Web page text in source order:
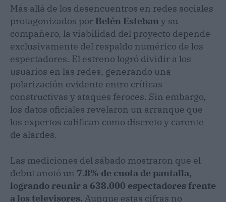
Más allá de los desencuentros en redes sociales
protagonizados por Belén Esteban y su
compañero, la viabilidad del proyecto depende
exclusivamente del respaldo numérico de los
espectadores. El estreno logró dividir a los
usuarios en las redes, generando una
polarización evidente entre críticas
constructivas y ataques feroces. Sin embargo,
los datos oficiales revelaron un arranque que
los expertos califican como discreto y carente
de alardes.
Las mediciones del sábado mostraron que el
debut anotó un 7.8% de cuota de pantalla,
logrando reunir a 638.000 espectadores frente
a los televisores. Aunque estas cifras no